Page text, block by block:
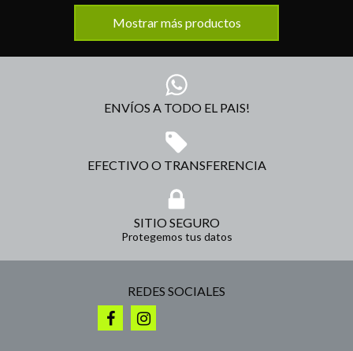
Mostrar más productos
ENVÍOS A TODO EL PAIS!
EFECTIVO O TRANSFERENCIA
SITIO SEGURO
Protegemos tus datos
REDES SOCIALES